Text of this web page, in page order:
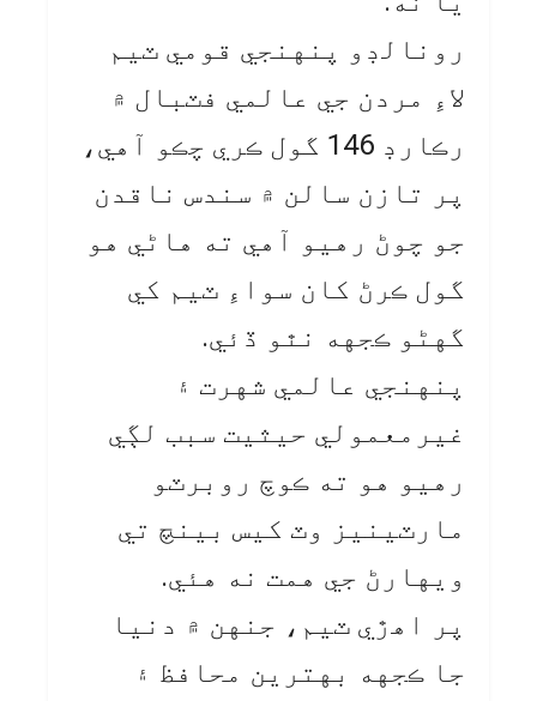
رونالڊو پنهنجي قومي ٽيم
لاءِ مردن جي عالمي فٽبال ۾
رڪارڊ 146 گول ڪري چڪو آهي،
پر تازن سالن ۾ سندس ناقدن
جو چوڻ رهيو آهي ته هاڻي هو
گول ڪرڻ کان سواءِ ٽيم کي
گهڻو ڪجهه نٿو ڏئي.
پنهنجي عالمي شهرت ۽
غيرمعمولي حيثيت سبب لڳي
رهيو هو ته ڪوچ روبرٽو
مارٽينيز وٽ کيس بينچ تي
ويهارڻ جي همت نه هئي.
پر اهڙي ٽيم، جنهن ۾ دنيا
جا ڪجهه بهترين محافظ ۽